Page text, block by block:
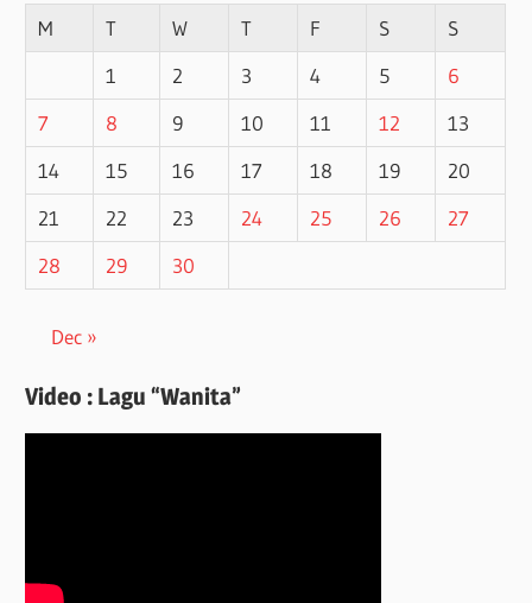
M
T W T F S
S
1
2 3 4 5
6
7
8 9 10 11 12
13
14
15 16 17 18 19
20
21
22 23 24 25 26
27
28
29 30
Dec »
Video : Lagu “Wanita”